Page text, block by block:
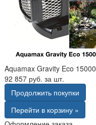
Aquamax Gravity Eco 15000
92 857 руб. за шт.
Продолжить покупки
Перейти в корзину »